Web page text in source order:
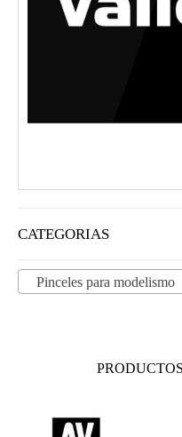
CATEGORIAS
Pinceles para modelismo